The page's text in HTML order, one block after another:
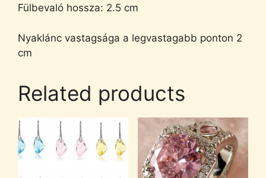
Fülbevaló hossza: 2.5 cm
Nyaklánc vastagsága a legvastagabb ponton 2
cm
Related products